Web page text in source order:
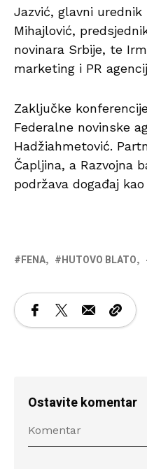
Jazvić, glavni
Mihajlović,
novinara Srbije, te
marketing i PR
Zaključke
Federalne novinske
Hadžiahmetović.
Čapljina, a Razvojna
podržava događaj
FENA HUTOVO BLATO
Ostavite komentar